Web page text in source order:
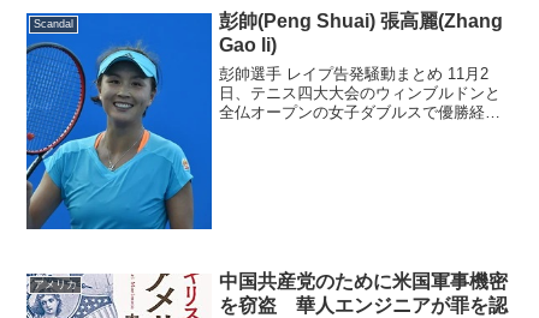
（46）を果物ナイフで刺したか 中国籍
の少年（17）を...
Scandal
彭帥(Peng Shuai) 張高麗(Zhang
Gao li)
彭帥選手 レイプ告発騒動まとめ 11月2
日、テニス四大大会のウィンブルドンと
全仏オープンの女子ダブルスで優勝経験
アメリカ
中国共産党のために米国軍事機密
を窃盗 華人エンジニアが罪を認